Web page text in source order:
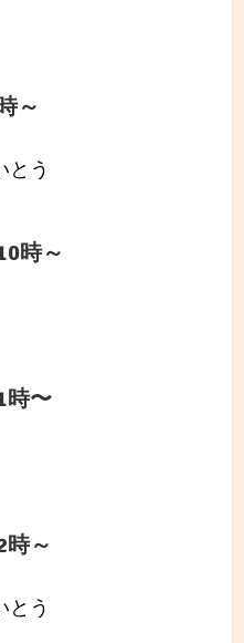
～
とう
時～
時〜
～
とう